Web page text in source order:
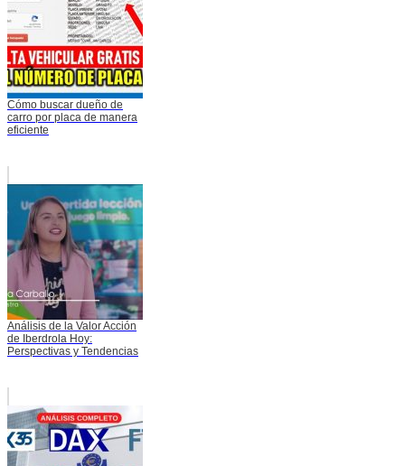
Cómo buscar dueño de
carro por placa de manera
eficiente
Análisis de la Valor Acción
de Iberdrola Hoy:
Perspectivas y Tendencias